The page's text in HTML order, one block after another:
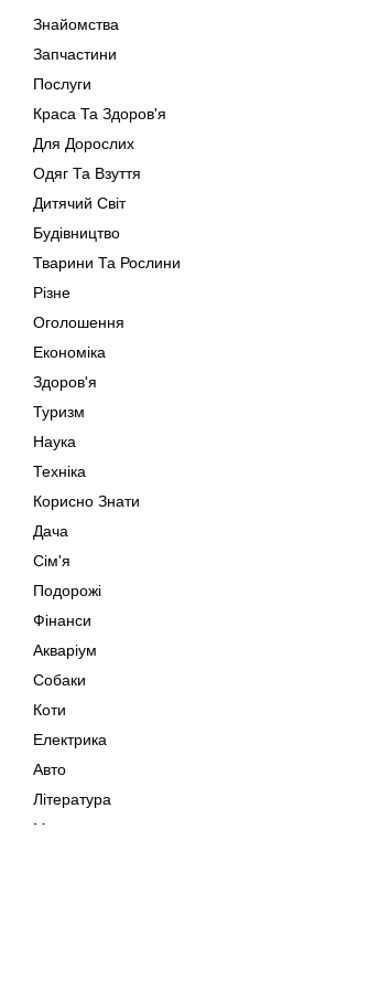
Знайомства
Запчастини
Послуги
Краса Та Здоров'я
Для Дорослих
Одяг Та Взуття
Дитячий Світ
Будівництво
Тварини Та Рослини
Різне
Оголошення
Економіка
Здоров'я
Туризм
Наука
Техніка
Корисно Знати
Дача
Сім'я
Подорожі
Фінанси
Акваріум
Собаки
Коти
Електрика
Авто
Література
Музика